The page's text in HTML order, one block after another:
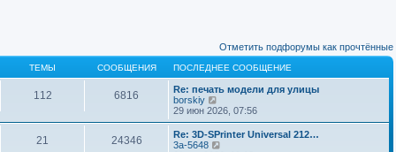
Отметить подфорумы как прочтённые
ТЕМЫ СООБЩЕНИЯ ПОСЛЕДНЕЕ СООБЩЕНИЕ
112 6816
Re: печать модели для улицы
borskiy
е
р
е
й
29 июн 2026, 07:56
21 24346
Re: 3D-SPrinter Universal 212…
3a-5648